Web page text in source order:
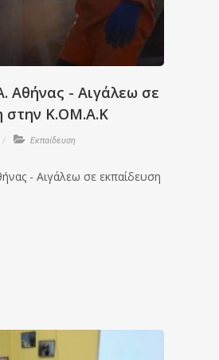
Αθήνας - Αιγάλεω σε
στην Κ.ΟΜ.Α.Κ
Εκπαίδευση
- Αιγάλεω σε εκπαίδευση